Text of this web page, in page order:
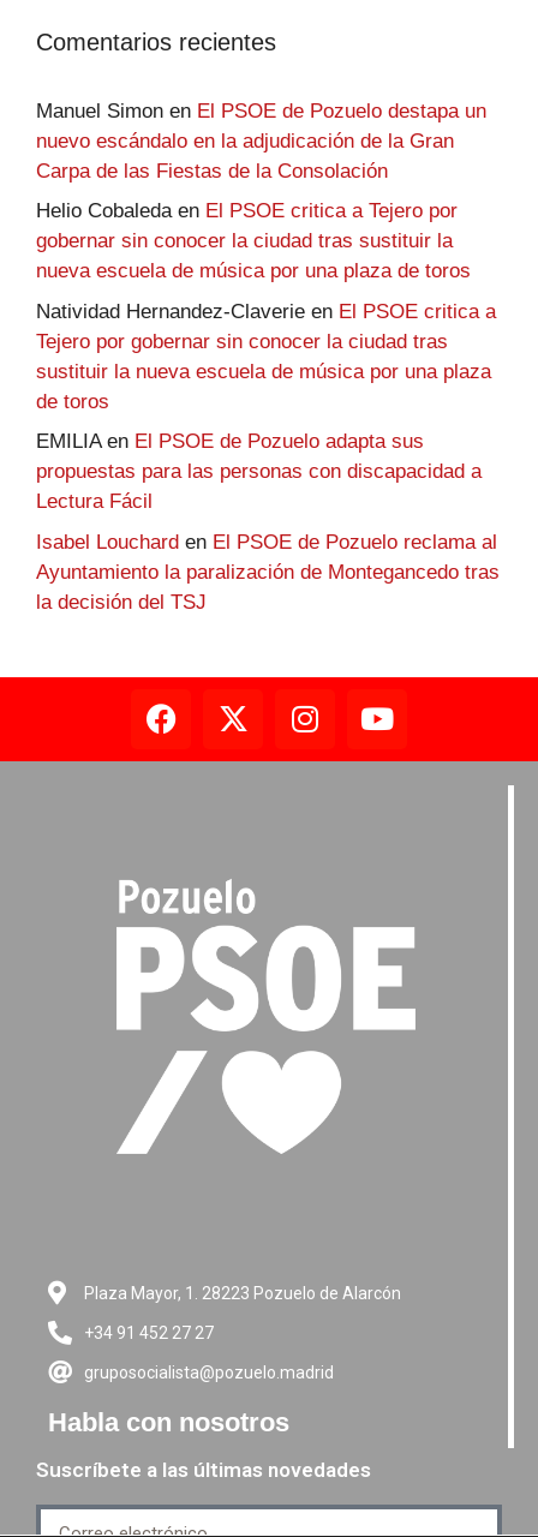
Comentarios recientes
Manuel Simon en El PSOE de Pozuelo destapa un
nuevo escándalo en la adjudicación de la Gran
Carpa de las Fiestas de la Consolación
Helio Cobaledaen El PSOE critica a Tejero por
gobernar sin conocer la ciudad tras sustituir la
nueva escuela de música por una plaza de toros
Natividad Hernandez-Claverie en El PSOE critica a
Tejero por gobernar sin conocer la ciudad tras
sustituir la nueva escuela de música por una plaza
de toros
EMILIAen El PSOE de Pozuelo adapta sus
propuestas para las personas con discapacidad a
Lectura Fácil
Isabel Louchard en El PSOE de Pozuelo reclama al
Ayuntamiento la paralización de Montegancedo tras
la decisión del TSJ
Plaza Mayor, 1. 28223 Pozuelo de Alarcón
+34 91 452 27 27
gruposocialista@pozuelo.madrid
Habla con nosotros
Suscríbete a las últimas novedades